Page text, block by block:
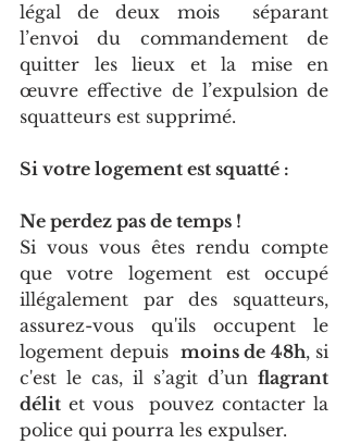
légal de deux mois  séparant
l’envoi du commandement de
quitter les lieux et la mise en
œuvre effective de l’expulsion de
squatteurs est supprimé.
Si votre logement est squatté :
Ne perdez pas de temps !
Si vous vous êtes rendu compte
que votre logement est occupé
illégalement par des squatteurs,
assurez-vous qu'ils occupent le
logement depuis moins de 48h, si
c'est le cas, il s’agit d’un flagrant
délit et vous  pouvez contacter la
police qui pourra les expulser.